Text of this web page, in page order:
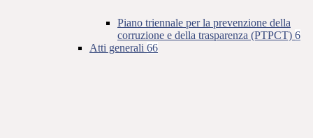
Piano triennale per la prevenzione della
corruzione e della trasparenza (PTPCT) 6
Atti generali 66